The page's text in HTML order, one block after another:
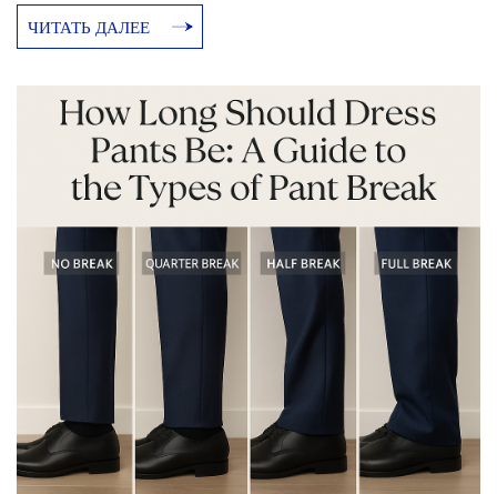
покупателей и представителей индустрии этот сдвиг
меняет представление о том, что значит строгий стиль и
«тихая роскошь»? Тренд на «тихую роскошь» (он же
«скрытое богатство», «эстетика старых денег») не нов, но
ЧИТАТЬ ДАЛЕЕ